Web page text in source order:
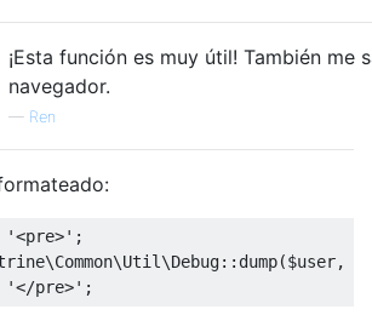
¡Esta función es muy útil! También me
navegador.
— Ren
'<pre>' ;
:: dump($user,
'</pre>' ;